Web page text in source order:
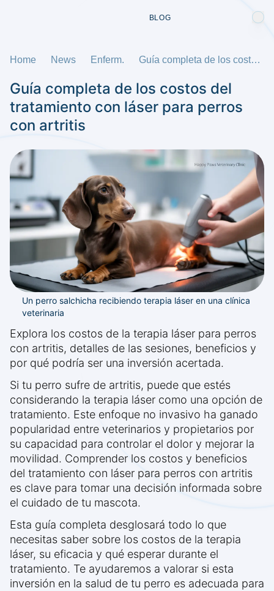
BLOG
Home News Enferm. Guía completa de los costos del tratamiento con láser para perros con artritis
Guía completa de los costos del
tratamiento con láser para perros
con artritis
Un perro salchicha recibiendo terapia láser en una clínica
veterinaria
Explora los costos de la terapia láser para perros
con artritis, detalles de las sesiones, beneficios y
por qué podría ser una inversión acertada.
Si tu perro sufre de artritis, puede que estés
considerando la terapia láser como una opción de
tratamiento. Este enfoque no invasivo ha ganado
popularidad entre veterinarios y propietarios por
su capacidad para controlar el dolor y mejorar la
movilidad. Comprender los costos y beneficios
del tratamiento con láser para perros con artritis
es clave para tomar una decisión informada sobre
el cuidado de tu mascota.
Esta guía completa desglosará todo lo que
necesitas saber sobre los costos de la terapia
láser, su eficacia y qué esperar durante el
tratamiento. Te ayudaremos a valorar si esta
inversión en la salud de tu perro es adecuada para